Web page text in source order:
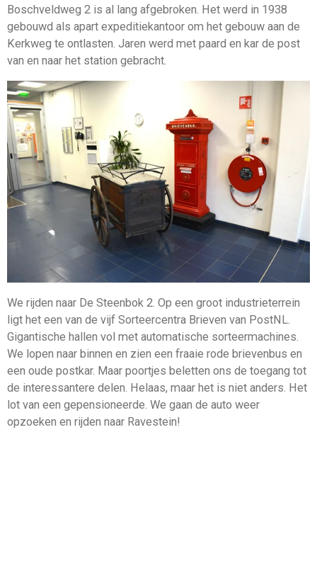
Boschveldweg 2 is al lang afgebroken. Het werd in 1938
gebouwd als apart expeditiekantoor om het gebouw aan de
Kerkweg te ontlasten. Jaren werd met paard en kar de post
van en naar het station gebracht.
We rijden naar De Steenbok 2. Op een groot industrieterrein
ligt het een van de vijf Sorteercentra Brieven van PostNL.
Gigantische hallen vol met automatische sorteermachines.
We lopen naar binnen en zien een fraaie rode brievenbus en
een oude postkar. Maar poortjes beletten ons de toegang tot
de interessantere delen. Helaas, maar het is niet anders. Het
lot van een gepensioneerde. We gaan de auto weer
opzoeken en rijden naar Ravestein!